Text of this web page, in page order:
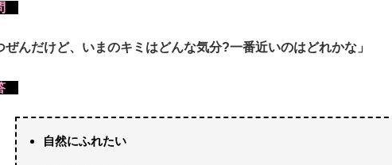
ぜんだけど、いまのキミはどんな気分?一番近いのはどれかな」
自然にふれたい